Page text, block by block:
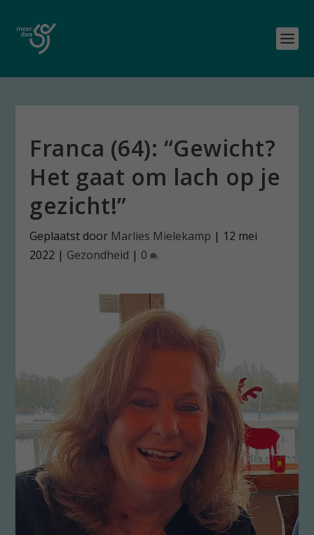
Franca (64): “Gewicht?
Het gaat om lach op je
gezicht!”
Geplaatst door Marlies Mielekamp | 12 mei
2022 | Gezondheid | 0